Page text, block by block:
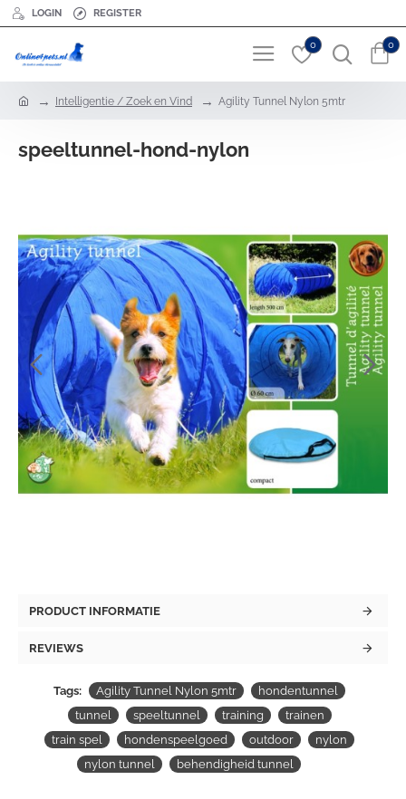
LOGIN REGISTER
0 0
e
Intelligentie / Zoek en Vind Agility Tunnel Nylon 5mtr
speeltunnel-hond-nylon
PRODUCT INFORMATIE
REVIEWS
Tags: Agility Tunnel Nylon 5mtr
hondentunnel
tunnel
speeltunnel training
trainen
train spel
hondenspeelgoed outdoor
nylon
nylon tunnel
behendigheid tunnel